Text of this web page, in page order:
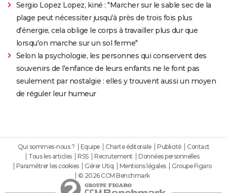
Sergio Lopez Lopez, kiné : "Marcher sur le sable sec de la
plage peut nécessiter jusqu'à près de trois fois plus
d'énergie, cela oblige le corps à travailler plus dur que
lorsqu'on marche sur un sol ferme"
Selon la psychologie, les personnes qui conservent des
souvenirs de l'enfance de leurs enfants ne le font pas
seulement par nostalgie : elles y trouvent aussi un moyen
de réguler leur humeur
Qui sommes-nous ? Equipe Charte éditoriale Publicité
Contact
Tous les articles
RSS Recrutement
Données personnelles
Paramétrer les cookies
Gérer Utiq Mentions légales
Groupe Figaro
© 2026 CCM Benchmark